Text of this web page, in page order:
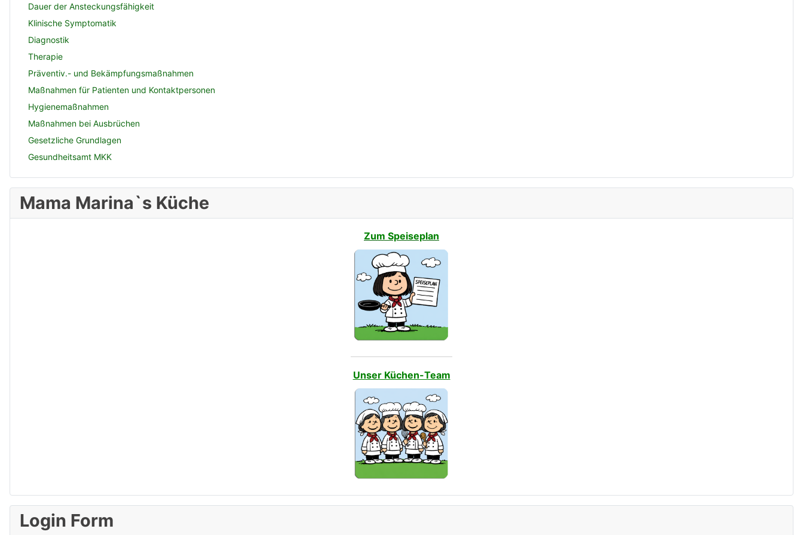
Dauer der Ansteckungsfähigkeit
Klinische Symptomatik
Diagnostik
Therapie
Präventiv.- und Bekämpfungsmaßnahmen
Maßnahmen für Patienten und Kontaktpersonen
Hygienemaßnahmen
Maßnahmen bei Ausbrüchen
Gesetzliche Grundlagen
Gesundheitsamt MKK
Mama Marina`s Küche
Zum Speiseplan
Unser Küchen-Team
Login Form